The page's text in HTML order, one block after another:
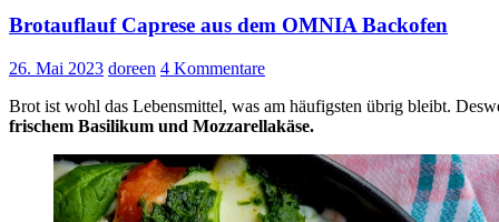
Brotauflauf Caprese aus dem OMNIA Backofen
26. Mai 2023 doreen 4 Kommentare
Brot ist wohl das Lebensmittel, was am häufigsten übrig bleibt.
frischem Basilikum und Mozzarellakäse.